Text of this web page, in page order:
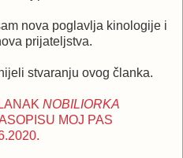
nova poglavlja kinologije i
prijateljstva.
stvaranju ovog članka.
NOBILIORKA
MOJ PAS